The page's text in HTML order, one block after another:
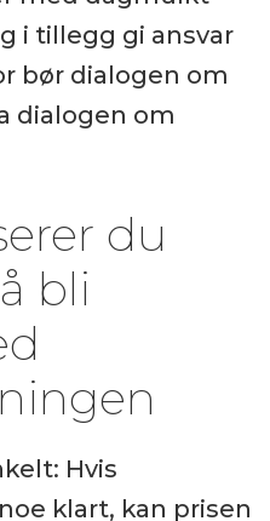
i tillegg gi ansvar
bør dialogen om
dialogen om
du
bli
Hvis
klart, kan prisen